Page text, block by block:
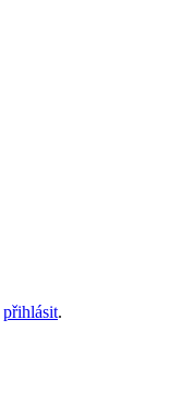
přihlásit.